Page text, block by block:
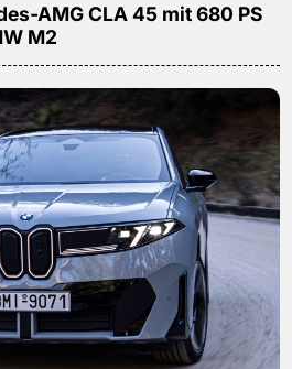
AMG CLA 45 mit 680 PS
M2